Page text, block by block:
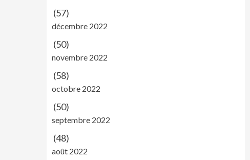
(57)
décembre 2022
(50)
novembre 2022
(58)
octobre 2022
(50)
septembre 2022
(48)
août 2022